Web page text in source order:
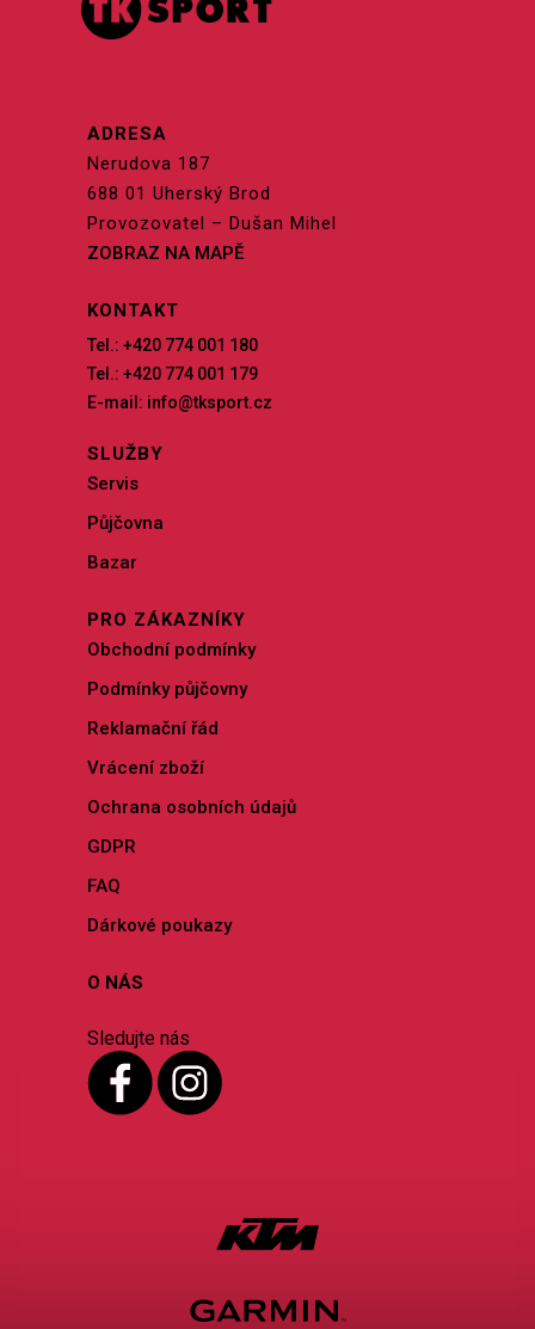
ADRESA
Nerudova 187
688 01 Uherský Brod
Provozovatel – Dušan Mihel
ZOBRAZ NA MAPĚ
KONTAKT
Tel.: +420 774 001 180
Tel.: +420 774 001 179
E-mail: info@tksport.cz
SLUŽBY
Servis
Půjčovna
Bazar
PRO ZÁKAZNÍKY
Obchodní podmínky
Podmínky půjčovny
Reklamační řád
Vrácení zboží
Ochrana osobních údajů
GDPR
FAQ
Dárkové poukazy
O NÁS
Sledujte nás